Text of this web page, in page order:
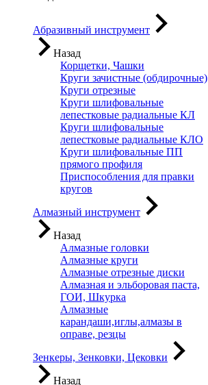
Абразивный инструмент
Назад
Корщетки, Чашки
Круги зачистные (обдирочные)
Круги отрезные
Круги шлифовальные
лепестковые радиальные КЛ
Круги шлифовальные
лепестковые радиальные КЛО
Круги шлифовальные ПП
прямого профиля
Приспособления для правки
кругов
Алмазный инструмент
Назад
Алмазные головки
Алмазные круги
Алмазные отрезные диски
Алмазная и эльборовая паста,
ГОИ, Шкурка
Алмазные
карандаши,иглы,алмазы в
оправе, резцы
Зенкеры, Зенковки, Цековки
Назад